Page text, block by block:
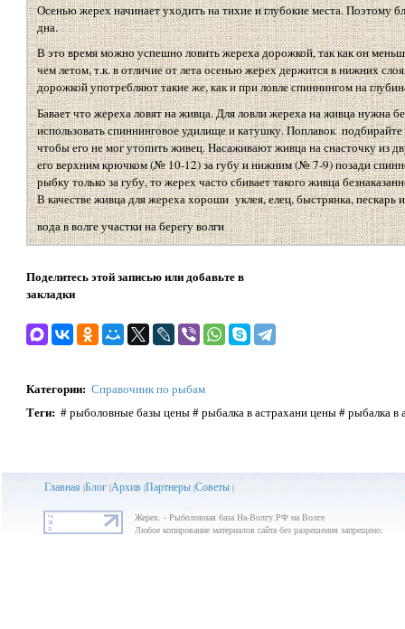
Осенью жерех начинает уходить на тихие и глубокие места. Поэтому
дна.
В это время можно успешно ловить жереха дорожкой, так как он
чем летом, т.к. в отличие от лета осенью жерех держится в нижних
дорожкой употребляют такие же, как и при ловле спиннингом на
Бавает что жереха ловят на живца. Для ловли жереха на живца нужна
использовать спиннинговое удилище и катушку. Поплавок
чтобы его не мог утопить живец. Насаживают живца на снасточку из
его верхним крючком (№ 10-12) за губу и нижним (№ 7-9) позади
рыбку только за губу, то жерех часто сбивает такого живца
В качестве живца для жереха хороши уклея, елец, быстрянка, пескарь
вода в волге участки на берегу волги
Поделитесь этой записью или добавьте в
закладки
Категории: Справочник по рыбам
Теги: # рыболовные базы цены # рыбалка в астрахани цены # рыбалка в
Главная |Блог|Архив|Партнеры|Советы|
Жерех. - Рыболовная база На-Волгу.РФ на Волге
Любое копирование материалов сайта без разрешения запрещено;